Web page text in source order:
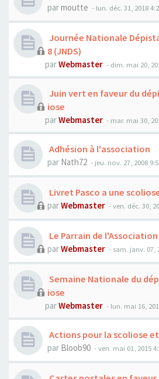
parmoutte - lun. déc. 31, 2018
Journée Nationale
8 (JNDS)
parWebmaster - dim. mai 20,
Juin vert en faveur du
iose
parWebmaster - mar. mai 30,
Adhésion à l'association
par Nath72 - jeu. nov. 27, 2008
Livret Pasco a une
parWebmaster - ven. déc. 30,
Le Parrain de l'Association
parWebmaster - sam. janv. 07,
Semaine Nationale du
iose
parWebmaster - lun. mai 16,
Actions pour la scoliose
par Bloob90 - ven. mai 01, 2015